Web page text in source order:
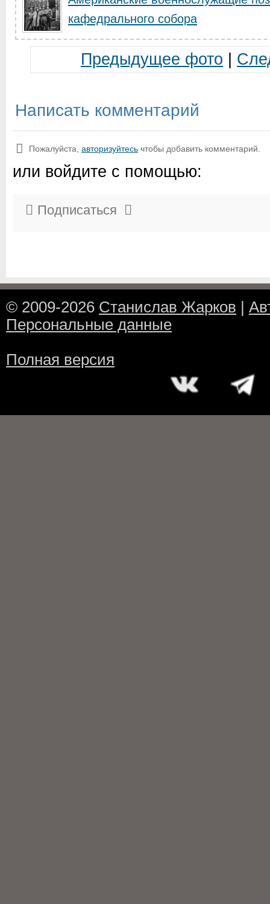
кафедрального собора
Предыдущее фото
Написать комментарий
Пожалуйста, авторизуйтесь чтобы добавить комментарий.
или войдите с помощью:
Подписаться
© 2009-2026 Станислав Жарков
Персональные данные
Полная версия